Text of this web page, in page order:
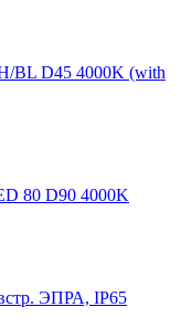
BL D45 4000K (with
80 D90 4000K
ЭПРА, IP65